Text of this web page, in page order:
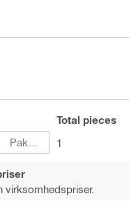
Pakker
Total pieces
1
virksomhedspriser.